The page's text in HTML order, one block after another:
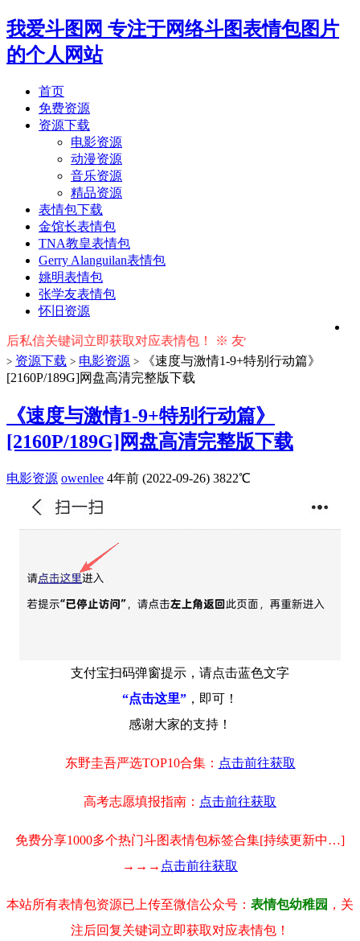
我爱斗图网 专注于网络斗图表情包图片
的个人网站
首页
免费资源
资源下载
电影资源
动漫资源
音乐资源
精品资源
表情包下载
金馆长表情包
TNA教皇表情包
Gerry Alanguilan表情包
姚明表情包
张学友表情包
怀旧资源
键词立即获取对应表情包！ ※ 友情提示：右上角输入搜索词
> 资源下载 > 电影资源 >
《速度与激情1-9+特别行动篇》
[2160P/189G]网盘高清完整版下载
《速度与激情1-9+特别行动篇》
[2160P/189G]网盘高清完整版下载
电影资源 owenlee 4年前 (2022-09-26) 3822℃
支付宝扫码弹窗提示，请点击蓝色文字
“点击这里” ，即可！
感谢大家的支持！
东野圭吾严选TOP10合集： 点击前往获取
高考志愿填报指南： 点击前往获取
免费分享1000多个热门斗图表情包标签合集[持续更新中…]
→→→ 点击前往获取
本站所有表情包资源已上传至微信公众号： 表情包幼稚园 ，关
注后回复关键词立即获取对应表情包！